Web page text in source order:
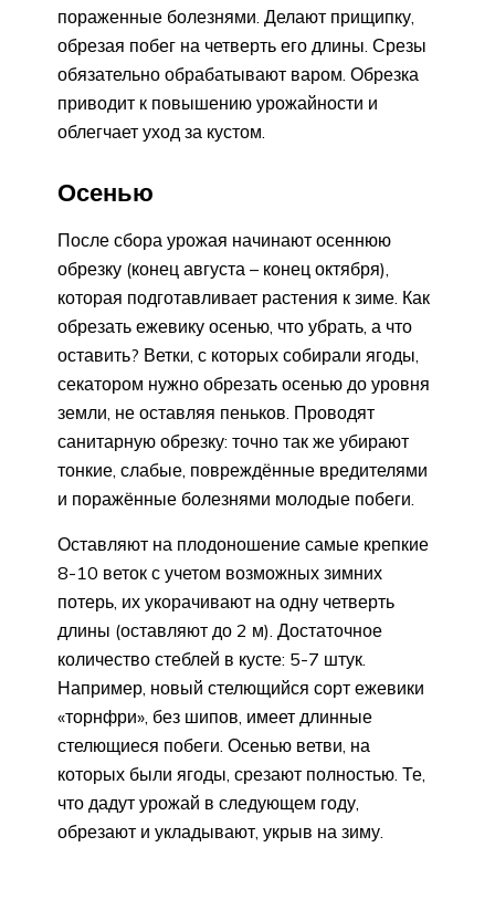
пораженные болезнями. Делают прищипку,
обрезая побег на четверть его длины. Срезы
обязательно обрабатывают варом. Обрезка
приводит к повышению урожайности и
облегчает уход за кустом.
Осенью
После сбора урожая начинают осеннюю
обрезку (конец августа – конец октября),
которая подготавливает растения к зиме. Как
обрезать ежевику осенью, что убрать, а что
оставить? Ветки, с которых собирали ягоды,
секатором нужно обрезать осенью до уровня
земли, не оставляя пеньков. Проводят
санитарную обрезку: точно так же убирают
тонкие, слабые, повреждённые вредителями
и поражённые болезнями молодые побеги.
Оставляют на плодоношение самые крепкие
8-10 веток с учетом возможных зимних
потерь, их укорачивают на одну четверть
длины (оставляют до 2 м). Достаточное
количество стеблей в кусте: 5-7 штук.
Например, новый стелющийся сорт ежевики
«торнфри», без шипов, имеет длинные
стелющиеся побеги. Осенью ветви, на
которых были ягоды, срезают полностью. Те,
что дадут урожай в следующем году,
обрезают и укладывают, укрыв на зиму.